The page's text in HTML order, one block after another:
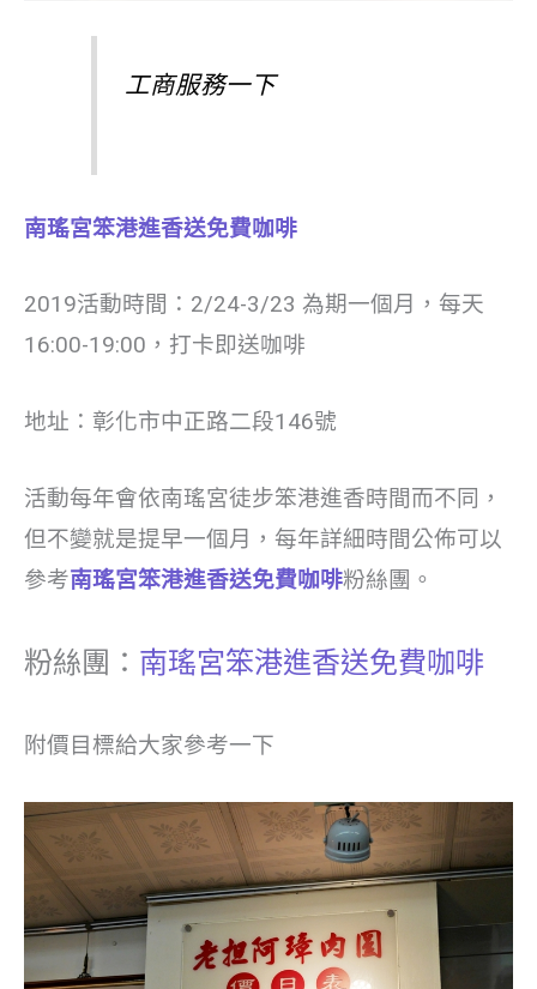
工商服務一下
南瑤宮笨港進香送免費咖啡
2019活動時間：2/24-3/23 為期一個月，每天
16:00-19:00，打卡即送咖啡
地址：彰化市中正路二段146號
活動每年會依南瑤宮徒步笨港進香時間而不同，
但不變就是提早一個月，每年詳細時間公佈可以
參考南瑤宮笨港進香送免費咖啡粉絲團。
粉絲團： 南瑤宮笨港進香送免費咖啡
附價目標給大家參考一下